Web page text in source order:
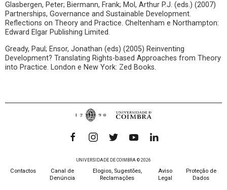
Glasbergen, Peter; Biermann, Frank; Mol, Arthur P.J. (eds.) (2007)
Partnerships, Governance and Sustainable Development.
Reflections on Theory and Practice. Cheltenham e Northampton:
Edward Elgar Publishing Limited.
Gready, Paul; Ensor, Jonathan (eds) (2005) Reinventing
Development? Translating Rights-based Approaches from Theory
into Practice. London e New York: Zed Books.
UNIVERSIDADE DE COIMBRA © 2026
Contactos
Canal de
Denúncia
Elogios, Sugestões,
Reclamações
Aviso
Legal
Proteção de
Dados